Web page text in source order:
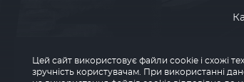
Цей сайт використовує файли cookie і схожі
зручність користувачам. При використанні